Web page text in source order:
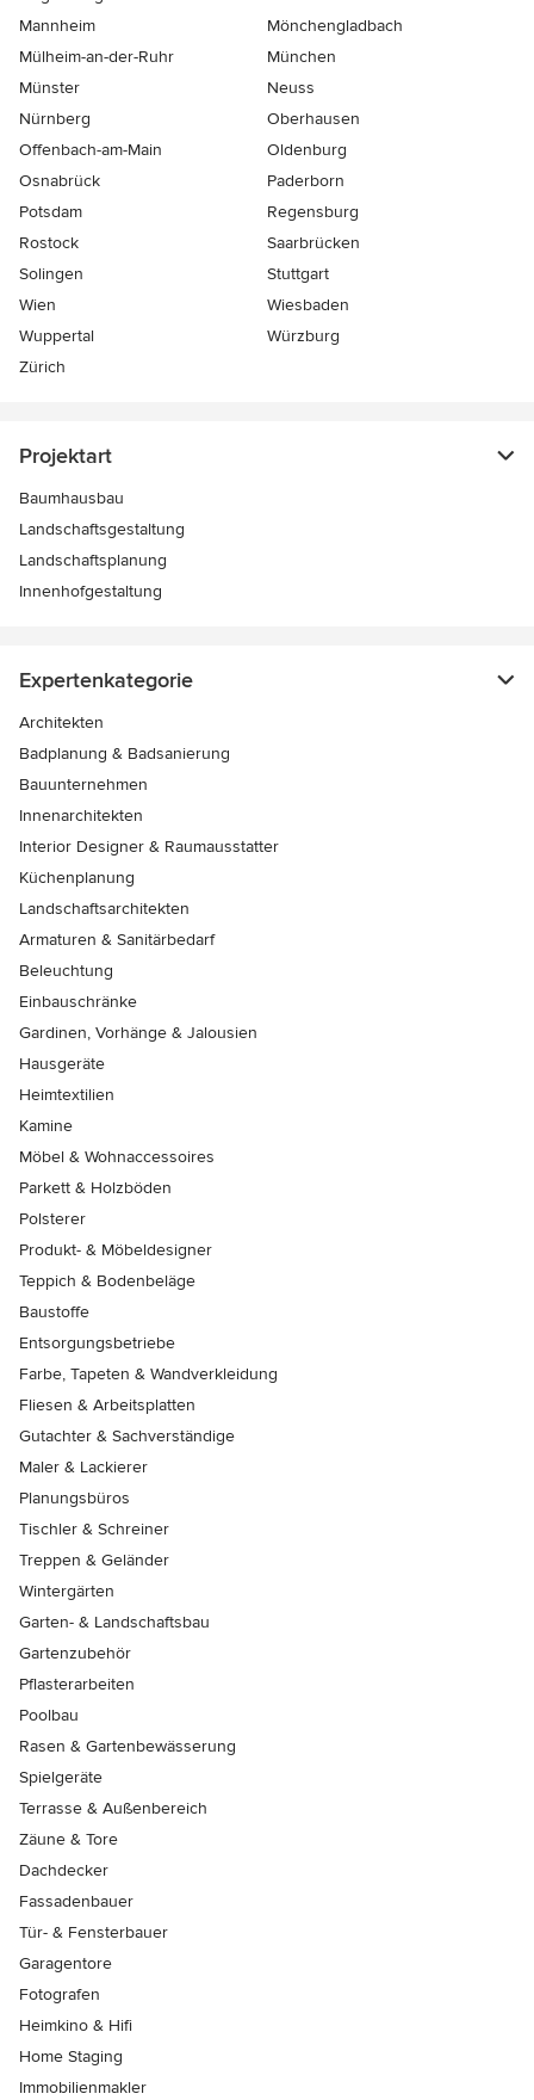
Mannheim
Mönchen­gladbach
Mülheim-an-der-Ruhr
München
Münster
Neuss
Nürnberg
Oberhausen
Offenbach-am-Main
Oldenburg
Osnabrück
Paderborn
Potsdam
Regensburg
Rostock
Saarbrücken
Solingen
Stuttgart
Wien
Wiesbaden
Wuppertal
Würzburg
Zürich
Projektart
Baumhausbau
Landschaftsgestaltung
Landschaftsplanung
Innenhofgestaltung
Expertenkategorie
Architekten
Badplanung & Badsanierung
Bauunternehmen
Innenarchitekten
Interior Designer & Raumausstatter
Küchenplanung
Landschaftsarchitekten
Armaturen & Sanitärbedarf
Beleuchtung
Einbauschränke
Gardinen, Vorhänge & Jalousien
Hausgeräte
Heimtextilien
Kamine
Möbel & Wohnaccessoires
Parkett & Holzböden
Polsterer
Produkt- & Möbeldesigner
Teppich & Bodenbeläge
Baustoffe
Entsorgungsbetriebe
Farbe, Tapeten & Wandverkleidung
Fliesen & Arbeitsplatten
Gutachter & Sachverständige
Maler & Lackierer
Planungsbüros
Tischler & Schreiner
Treppen & Geländer
Wintergärten
Garten- & Landschaftsbau
Gartenzubehör
Pflasterarbeiten
Poolbau
Rasen & Gartenbewässerung
Spielgeräte
Terrasse & Außenbereich
Zäune & Tore
Dachdecker
Fassadenbauer
Tür- & Fensterbauer
Garagentore
Fotografen
Heimkino & Hifi
Home Staging
Immobilienmakler